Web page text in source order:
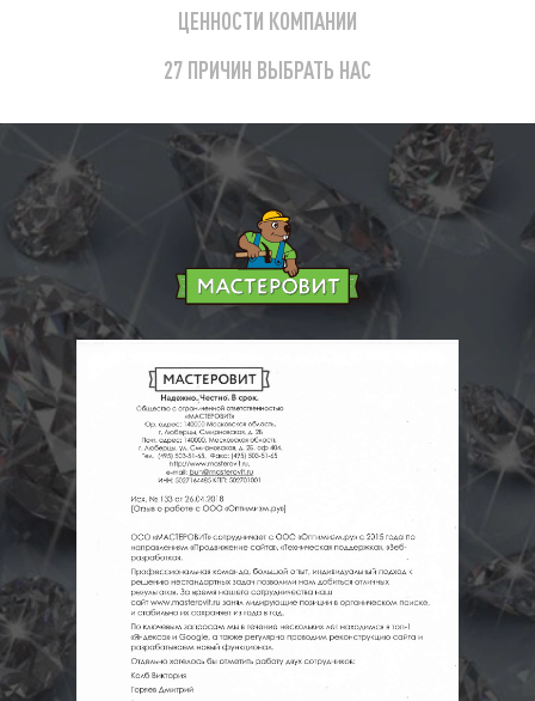
ЦЕННОСТИ КОМПАНИИ
27 ПРИЧИН ВЫБРАТЬ НАС